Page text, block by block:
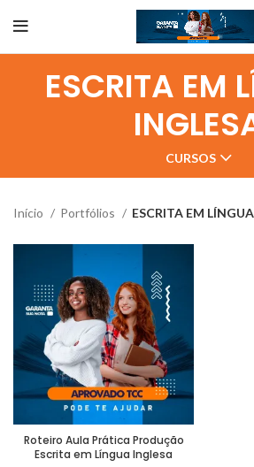
ESCRITA EM
CURSOS
Início Portfólios ESCRITA EM
Roteiro Aula Prática Produção
Escrita em Língua Inglesa